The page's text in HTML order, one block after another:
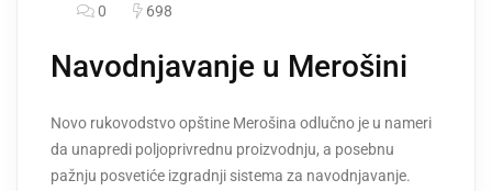
0 698
Navodnjavanje u Merošini
Novo rukovodstvo opštine Merošina odlučno je u nameri
da unapredi poljoprivrednu proizvodnju, a posebnu
pažnju posvetiće izgradnji sistema za navodnjavanje.